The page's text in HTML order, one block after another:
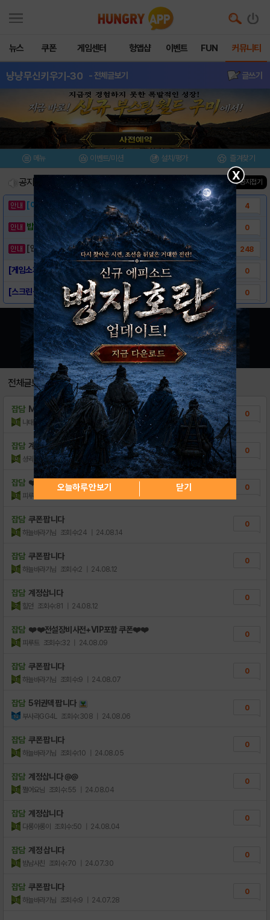
뉴스 쿠폰 게임센터 헝앱샵 이벤트 FUN 커뮤니티
냥냥무신키우기-30 - 전체글보기 글쓰기
메뉴 이벤트/미션 설치/평가 즐겨찾기
공지사항 진행중인 이벤트0건 ▲ 공지접기
[이벤트] 웃음으로 매일매일 해피! 유머 게시.. 4
밥알이의 헝앱통신 ⑲ “밥알이, 드디어 멀티를.. 0
[안내] 헝그리앱 필수 상식! 밥알 획득 안내.. 248
[게임소개] - 냥냥무신 키우기 0
[스크린샷] - 냥냥무신 키우기 0
전체글보기
잡담 Max20으로 캐릭삽니다
나태한오만 조회수:32 | 25.01.03
0
잡담 계정팔매 급처
셩귁 조회수:80 | 24.11.16
0
잡담 ❤️❤️전설장비사전+VIP포함 쿠폰❤️❤️
피루트
0
잡담 쿠폰 팝니다
하늘바라기님 조회수:24 | 24.08.14
0
잡담 쿠폰 팝니다
하늘바라기님 조회수:2 | 24.08.12
0
잡담 계정삽니다
힐던 조회수:81 | 24.08.12
0
잡담 ❤️❤️전설장비사전+VIP포함 쿠폰❤️❤️
피루트 조회수:32 | 24.08.09
0
잡담 쿠폰 팝니다
하늘바라기님 조회수:9 | 24.08.07
0
잡담 5위권덱 팝니다
부사라GG4L 조회수:308 | 24.08.06
0
잡담 쿠폰 팝니다
하늘바라기님 조회수:10 | 24.08.05
0
잡담 계정삽니다 @@
쩔어요님 조회수:55 | 24.08.04
0
잡담 계정삽니다
다롱아롱이 조회수:50 | 24.08.04
0
잡담 계정 삽니다
밤남사친 조회수:70 | 24.07.30
0
잡담 쿠폰 팝니다
하늘바라기님 조회수:9 | 24.07.28
0
X
오늘하루 안보기 닫기